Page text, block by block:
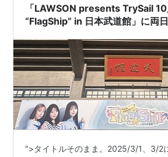
「LAWSON presents TrySail
“FlagShip” in 日本武道館」に両
">タイトルそのまま。2025/3/1、3/2